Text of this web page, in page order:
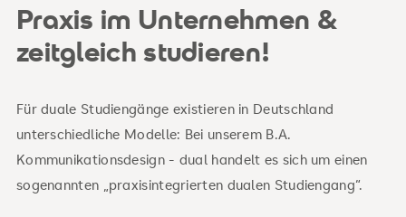
Praxis im Unternehmen &
zeitgleich studieren!
Für duale Studiengänge existieren in Deutschland
unterschiedliche Modelle: Bei unserem B.A.
Kommunikationsdesign - dual handelt es sich um einen
sogenannten „praxisintegrierten dualen Studiengang“.